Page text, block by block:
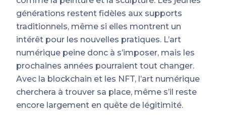
générations restent fidèles aux supports
traditionnels, même si elles montrent un
intérêt pour les nouvelles pratiques. L’art
numérique peine donc à s’imposer, mais les
prochaines années pourraient tout changer.
Avec la blockchain et les NFT, l’art numérique
cherchera à trouver sa place, même s’il reste
encore largement en quête de légitimité.